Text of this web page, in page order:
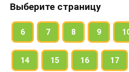
современному словарю имён.
4. Какие литературные герои
носят то же имя, что и вы?
и различного?
Подготовьтесь рассказать о
Выберите страницу
6 7 8 9
14 15 16 17